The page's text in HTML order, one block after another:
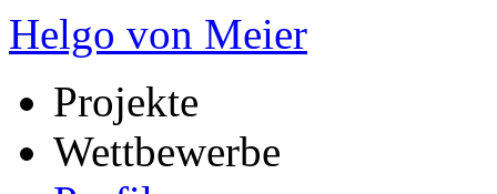
Helgo von Meier
Projekte
Wettbewerbe